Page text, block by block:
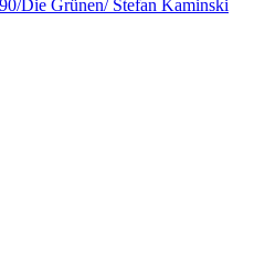
Die Grünen/ Stefan Kaminski